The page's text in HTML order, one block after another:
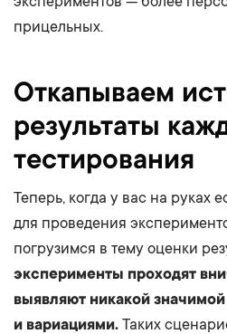
прицельных.
Откапываем
результаты
тестирования
Теперь, когда у вас на руках
для проведения
погрузимся в тему оценки
эксперименты проходят
выявляют никакой
и вариациями. Таких